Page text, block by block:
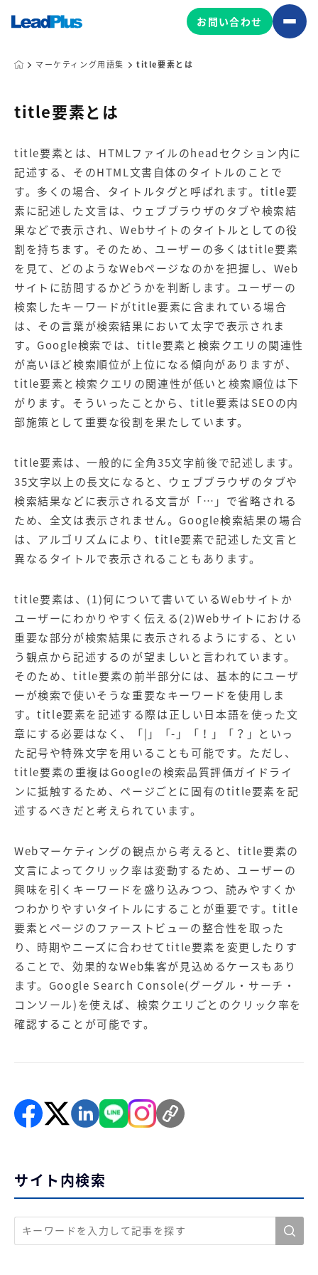
Web制作
マーケティングコンサルティング
コンテンツ制作
マーケティング基盤
マーケティング基盤の製品
Leadplus One MyFolio
サイトアクセス解析ダッシュ
ボード
HubSpot導入・運用
マーケティングサービスの製品
【店舗型ビジネス向け】エリ
ア
マーケティングサービス
【金融機関向け】マーケティ
ング
サービス
【IT企業向け】マーケティン
グ
サービス
SNSアカウント運用代行サー
ビス（LINE）
【クリニック向け】新規集患
Web広告サービス
【歯科業界向け】新規集患
Web広告パッケージ
【塾・個別塾業界向け】新規
集客Web広告パッケージ
サイトアクセス増加パッケー
ジ
商圏ねらいうちパッケージ 求人パッケージ
Web制作の製品
WEBプラス
お問い合わせ
マーケティング用語集 title要素とは
title要素とは
title要素とは、HTMLファイルのheadセクション内に
記述する、そのHTML文書自体のタイトルのことで
す。多くの場合、タイトルタグと呼ばれます。title要
素に記述した文言は、ウェブブラウザのタブや検索結
果などで表示され、Webサイトのタイトルとしての役
割を持ちます。そのため、ユーザーの多くはtitle要素
を見て、どのようなWebページなのかを把握し、Web
サイトに訪問するかどうかを判断します。ユーザーの
検索したキーワードがtitle要素に含まれている場合
は、その言葉が検索結果において太字で表示されま
す。Google検索では、title要素と検索クエリの関連性
が高いほど検索順位が上位になる傾向がありますが、
title要素と検索クエリの関連性が低いと検索順位は下
がります。そういったことから、title要素はSEOの内
部施策として重要な役割を果たしています。
title要素は、一般的に全角35文字前後で記述します。
35文字以上の長文になると、ウェブブラウザのタブや
検索結果などに表示される文言が「…」で省略される
ため、全文は表示されません。Google検索結果の場合
は、アルゴリズムにより、title要素で記述した文言と
異なるタイトルで表示されることもあります。
title要素は、(1)何について書いているWebサイトか
ユーザーにわかりやすく伝える(2)Webサイトにおける
重要な部分が検索結果に表示されるようにする、とい
う観点から記述するのが望ましいと言われています。
そのため、title要素の前半部分には、基本的にユーザ
ーが検索で使いそうな重要なキーワードを使用しま
す。title要素を記述する際は正しい日本語を使った文
章にする必要はなく、「|」「-」「！」「？」といっ
た記号や特殊文字を用いることも可能です。ただし、
title要素の重複はGoogleの検索品質評価ガイドライ
ンに抵触するため、ページごとに固有のtitle要素を記
述するべきだと考えられています。
Webマーケティングの観点から考えると、title要素の
文言によってクリック率は変動するため、ユーザーの
興味を引くキーワードを盛り込みつつ、読みやすくか
つわかりやすいタイトルにすることが重要です。title
要素とページのファーストビューの整合性を取った
り、時期やニーズに合わせてtitle要素を変更したりす
ることで、効果的なWeb集客が見込めるケースもあり
ます。Google Search Console(グーグル・サーチ・
コンソール)を使えば、検索クエリごとのクリック率を
確認することが可能です。
サイト内検索